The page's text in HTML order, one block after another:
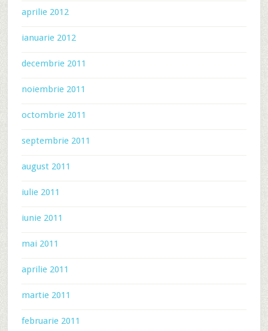
aprilie 2012
ianuarie 2012
decembrie 2011
noiembrie 2011
octombrie 2011
septembrie 2011
august 2011
iulie 2011
iunie 2011
mai 2011
aprilie 2011
martie 2011
februarie 2011